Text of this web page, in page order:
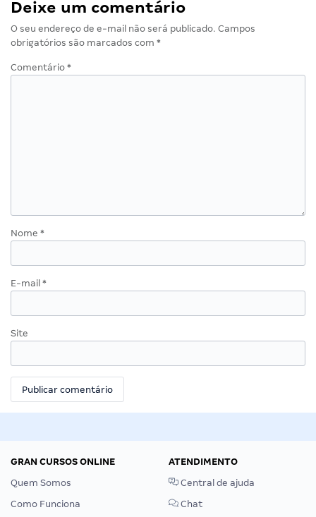
Deixe um comentário
O seu endereço de e-mail não será publicado. Campos
obrigatórios são marcados com *
Comentário *
Nome *
E-mail *
Site
GRAN CURSOS ONLINE
Quem Somos
Como Funciona
ATENDIMENTO
Central de ajuda
Chat